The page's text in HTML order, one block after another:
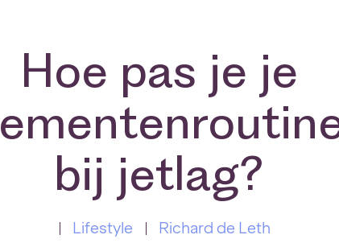
Hoe pas je je
bij jetlag?
Lifestyle Richard de Leth